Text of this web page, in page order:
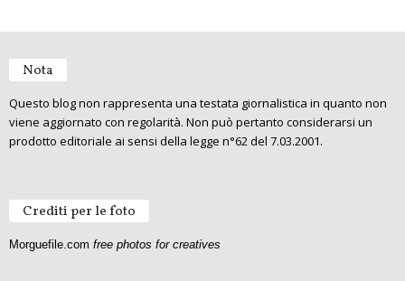
Nota
Questo blog non rappresenta una testata giornalistica in quanto non
viene aggiornato con regolarità. Non può pertanto considerarsi un
prodotto editoriale ai sensi della legge n°62 del 7.03.2001.
Crediti per le foto
Morguefile.com free photos for creatives